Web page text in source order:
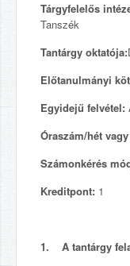
Tárgyfelelős
Tanszék
Tantárgy oktatója:
Előtanulmányi
Egyidejű felvétel:
Óraszám/hét
Számonkérés
Kreditpont: 1
1. A tantárgy